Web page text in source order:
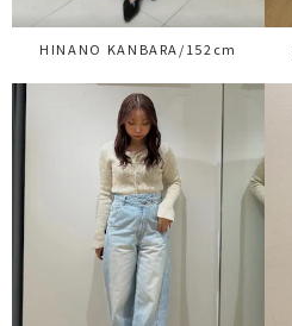
HINANO KANBARA/152cm